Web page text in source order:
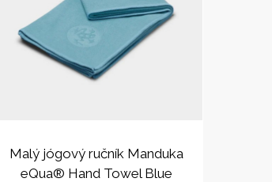
Malý jógový ručník Manduka
eQua® Hand Towel Blue